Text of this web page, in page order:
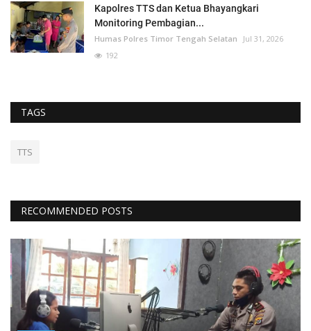
Kapolres TTS dan Ketua Bhayangkari
Monitoring Pembagian...
Humas Polres Timor Tengah Selatan
Jul 31, 2026
192
TAGS
TTS
RECOMMENDED POSTS